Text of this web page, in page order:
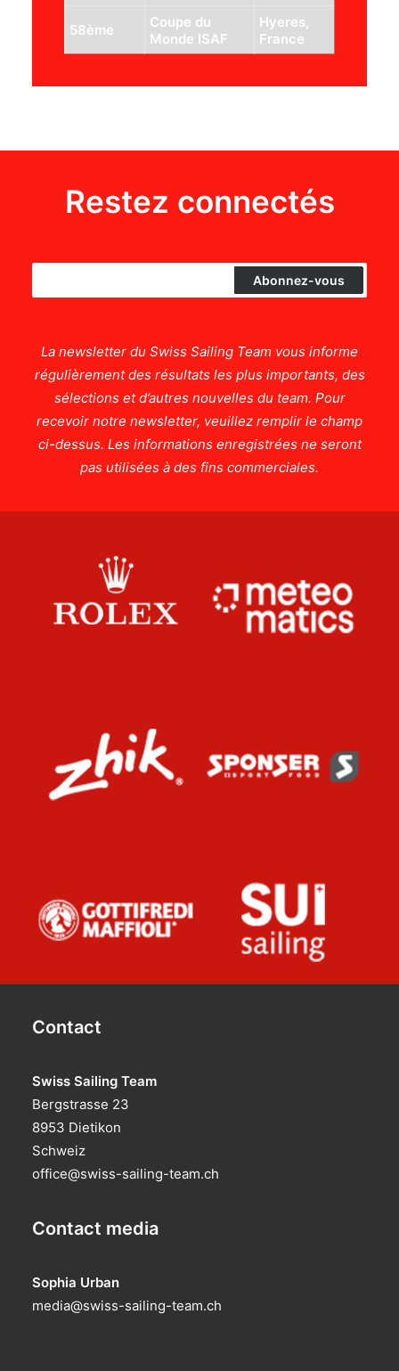
58ème
Coupe du
Monde ISAF
Hyeres,
France
Restez connectés
La newsletter du Swiss Sailing Team vous informe
régulièrement des résultats les plus importants, des
sélections et d’autres nouvelles du team. Pour
recevoir notre newsletter, veuillez remplir le champ
ci-dessus. Les informations enregistrées ne seront
pas utilisées à des fins commerciales.
Contact
Swiss Sailing Team
Bergstrasse 23
8953 Dietikon
Schweiz
office@swiss-sailing-team.ch
Contact media
Sophia Urban
media@swiss-sailing-team.ch